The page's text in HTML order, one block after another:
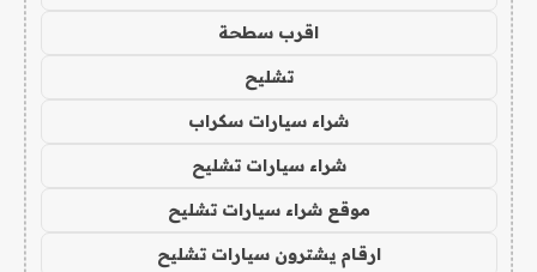
اقرب سطحة
تشليح
شراء سيارات سكراب
شراء سيارات تشليح
موقع شراء سيارات تشليح
ارقام يشترون سيارات تشليح